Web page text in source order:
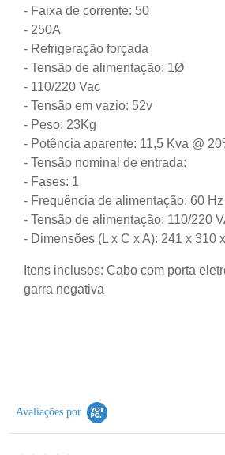
- Faixa de corrente: 50
- 250A
- Refrigeração forçada
- Tensão de alimentação: 1Ø
- 110/220 Vac
- Tensão em vazio: 52v
- Peso: 23Kg
- Potência aparente: 11,5 Kva @
- Tensão nominal de entrada:
- Fases: 1
- Frequência de alimentação: 60 Hz
- Tensão de alimentação: 110/220
- Dimensões (L x C x A): 241 x 310
Itens inclusos: Cabo com porta
garra negativa
Avaliações por